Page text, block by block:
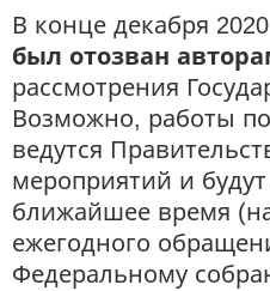
В конце декабря
был отозван
рассмотрения
Возможно, работы
ведутся
мероприятий и
ближайшее время
ежегодного
Федеральному